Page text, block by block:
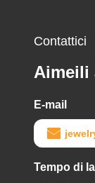
Contattici
Aimeili
E-mail
Tempo di